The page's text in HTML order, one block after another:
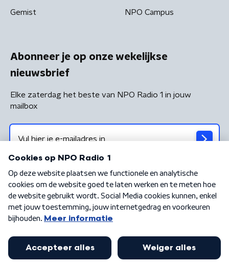
Gemist NPO Campus
Abonneer je op onze wekelijkse
nieuwsbrief
Elke zaterdag het beste van NPO Radio 1 in jouw
mailbox
Algemene voorwaarden